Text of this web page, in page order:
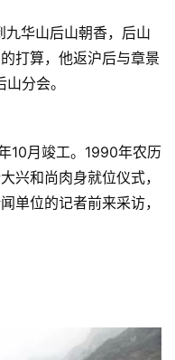
华山后山朝香，后山
打算，他返沪后与章景
分会。
10月竣工。1990年农历
兴和尚肉身就位仪式，
单位的记者前来采访，